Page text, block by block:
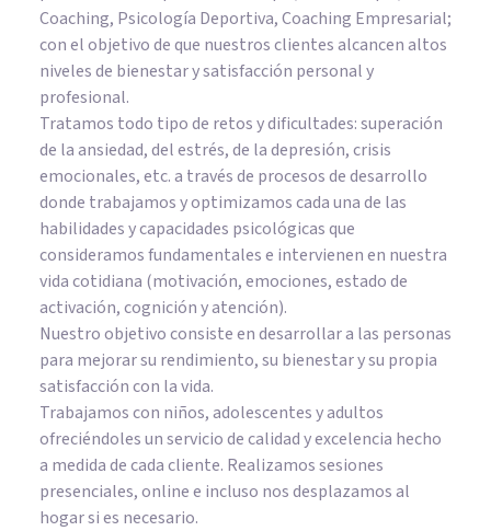
Coaching, Psicología Deportiva, Coaching Empresarial;
con el objetivo de que nuestros clientes alcancen altos
niveles de bienestar y satisfacción personal y
profesional.
Tratamos todo tipo de retos y dificultades: superación
de la ansiedad, del estrés, de la depresión, crisis
emocionales, etc. a través de procesos de desarrollo
donde trabajamos y optimizamos cada una de las
habilidades y capacidades psicológicas que
consideramos fundamentales e intervienen en nuestra
vida cotidiana (motivación, emociones, estado de
activación, cognición y atención).
Nuestro objetivo consiste en desarrollar a las personas
para mejorar su rendimiento, su bienestar y su propia
satisfacción con la vida.
Trabajamos con niños, adolescentes y adultos
ofreciéndoles un servicio de calidad y excelencia hecho
a medida de cada cliente. Realizamos sesiones
presenciales, online e incluso nos desplazamos al
hogar si es necesario.